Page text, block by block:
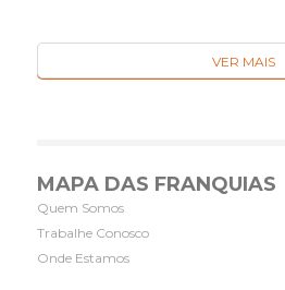
VER MAIS
MAPA DAS FRANQUIAS
Quem Somos
Trabalhe Conosco
Onde Estamos